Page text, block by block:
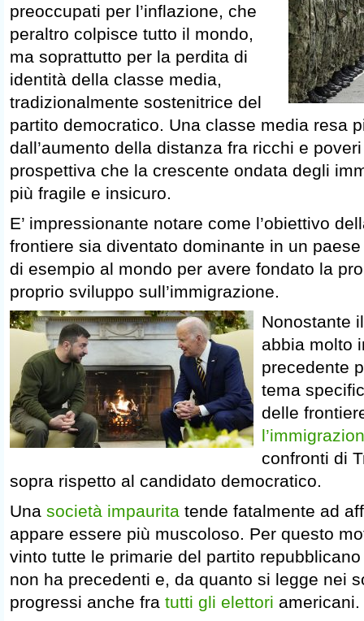
preoccupati per l’inflazione, che
peraltro colpisce tutto il mondo,
ma soprattutto per la perdita di
identità della classe media,
tradizionalmente sostenitrice del
partito democratico. Una classe media resa
dall’aumento della distanza fra ricchi e
prospettiva che la crescente ondata degli
più fragile e insicuro.
E’ impressionante notare come l’obiettivo
frontiere sia diventato dominante in un
di esempio al mondo per avere fondato la
proprio sviluppo sull’immigrazione.
Nonostante
abbia molto
precedente
tema
delle
confronti di
sopra rispetto al candidato democratico.
Una società impaurita tende fatalmente ad
appare essere più muscoloso. Per questo
vinto tutte le primarie del partito
non ha precedenti e, da quanto si legge nei
progressi anche fra tutti gli elettori americani.